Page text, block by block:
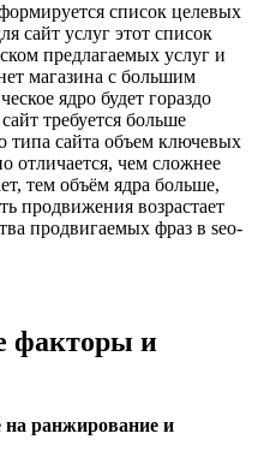
список целевых
сайт услуг этот список
предлагаемых услуг и
магазина с большим
ядро будет гораздо
требуется больше
типа сайта объем ключевых
отличается, чем сложнее
тем объём ядра больше,
продвижения возрастает
продвигаемых фраз в seo-
факторы и
ранжирование и